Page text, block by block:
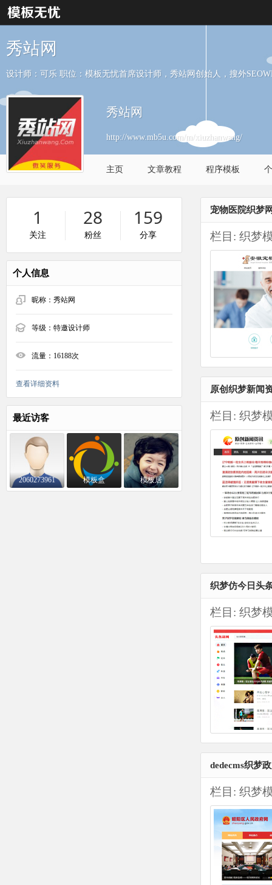
秀站网
设计师：可乐 职位：模板无忧首席设计师，秀站网创始人，搜外
秀站网
http://www.mb5u.com/m/xiuzhanwang/
主页 文章教程 程序模板
1
关注
28
粉丝
159
分享
个人信息
昵称： 秀站网
等级： 特邀设计师
流量： 16188次
查看详细资料
最近访客
2060273961 模板盒 模板居
宠物医院织梦
栏目: 织梦
原创织梦新闻
栏目: 织梦
织梦仿今日头
栏目: 织梦
dedecms织梦
栏目: 织梦